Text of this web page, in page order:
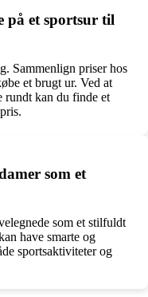
på et sportsur til
Sammenlign priser hos
et brugt ur. Ved at
kan du finde et
som et
som et stilfuldt
have smarte og
sportsaktiviteter og